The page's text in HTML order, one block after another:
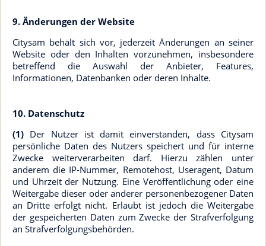
9. Änderungen der Website
Citysam behält sich vor, jederzeit Änderungen an seiner
Website oder den Inhalten vorzunehmen, insbesondere
betreffend die Auswahl der Anbieter, Features,
Informationen, Datenbanken oder deren Inhalte.
10. Datenschutz
(1) Der Nutzer ist damit einverstanden, dass Citysam
persönliche Daten des Nutzers speichert und für interne
Zwecke weiterverarbeiten darf. Hierzu zählen unter
anderem die IP-Nummer, Remotehost, Useragent, Datum
und Uhrzeit der Nutzung. Eine Veröffentlichung oder eine
Weitergabe dieser oder anderer personenbezogener Daten
an Dritte erfolgt nicht. Erlaubt ist jedoch die Weitergabe
der gespeicherten Daten zum Zwecke der Strafverfolgung
an Strafverfolgungsbehörden.